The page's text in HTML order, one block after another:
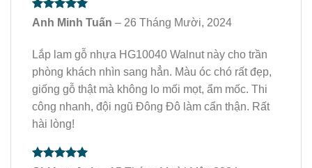
5trên 5
Anh Minh Tuấn – 26 Tháng Mười, 2024
Lắp lam gỗ nhựa HG10040 Walnut này cho trần
phòng khách nhìn sang hẳn. Màu óc chó rất đẹp,
giống gỗ thật mà không lo mối mọt, ẩm mốc. Thi
công nhanh, đội ngũ Đông Đô làm cẩn thận. Rất
hài lòng!